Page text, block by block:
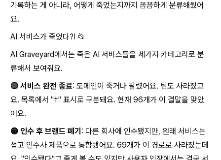
기록하는 게 아니라, 어떻게 죽었는지까지 꼼꼼하게 분류해뒀어
요.
AI 서비스가 죽었다?! 📂
AI Graveyard에서는 죽은 AI 서비스들을 세가지 카테고리로 분
류해서 보여줘요.
🔴 서비스 완전 종료: 도메인이 죽거나 팔렸어요. 팀도 사라졌고
요. 목록에서 "†" 표시로 구분돼요. 현재 96개가 이 결말을 맞았
어요.
🟡 인수 후 브랜드 폐기 : 다른 회사에 인수됐지만, 원래 서비스는
접고 인수사 제품으로 통합됐어요. 69개가 이 경로로 사라졌는데